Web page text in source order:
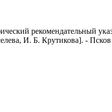
рекомендательный
И. Б. Крутикова]. -